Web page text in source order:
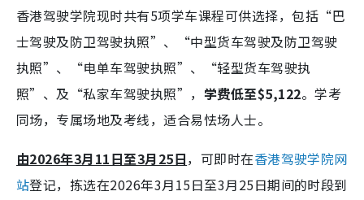
香港驾驶学院现时共有5项学车课程可供选择，包括“巴
士驾驶及防卫驾驶执照”、“中型货车驾驶及防卫驾驶
执照”、“电单车驾驶执照”、“轻型货车驾驶执
照”、及“私家车驾驶执照”， 学费低至$5,122。学考
同场，专属场地及考线，适合易怯场人士。
由2026年3月11日至3月25日，可即时在香港驾驶学院网
站登记，拣选在2026年3月15日至3月25日期间的时段到